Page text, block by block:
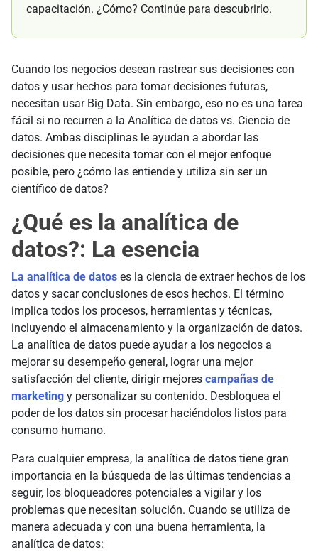
capacitación. ¿Cómo? Continúe para descubrirlo.
Cuando los negocios desean rastrear sus decisiones con
datos y usar hechos para tomar decisiones futuras,
necesitan usar Big Data. Sin embargo, eso no es una tarea
fácil si no recurren a la Analítica de datos vs. Ciencia de
datos. Ambas disciplinas le ayudan a abordar las
decisiones que necesita tomar con el mejor enfoque
posible, pero ¿cómo las entiende y utiliza sin ser un
científico de datos?
¿Qué es la analítica de
datos?: La esencia
La analítica de datos es la ciencia de extraer hechos de los
datos y sacar conclusiones de esos hechos. El término
implica todos los procesos, herramientas y técnicas,
incluyendo el almacenamiento y la organización de datos.
La analítica de datos puede ayudar a los negocios a
mejorar su desempeño general, lograr una mejor
satisfacción del cliente, dirigir mejores campañas de
marketing y personalizar su contenido. Desbloquea el
poder de los datos sin procesar haciéndolos listos para
consumo humano.
Para cualquier empresa, la analítica de datos tiene gran
importancia en la búsqueda de las últimas tendencias a
seguir, los bloqueadores potenciales a vigilar y los
problemas que necesitan solución. Cuando se utiliza de
manera adecuada y con una buena herramienta, la
analítica de datos: